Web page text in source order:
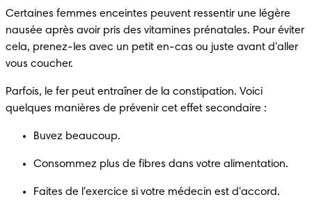
Certaines femmes enceintes peuvent ressentir une légère
nausée après avoir pris des vitamines prénatales. Pour éviter
cela, prenez-les avec un petit en-cas ou juste avant d'aller
vous coucher.
Parfois, le fer peut entraîner de la constipation. Voici
quelques manières de prévenir cet effet secondaire :
Buvez beaucoup.
Consommez plus de fibres dans votre alimentation.
Faites de l'exercice si votre médecin est d'accord.